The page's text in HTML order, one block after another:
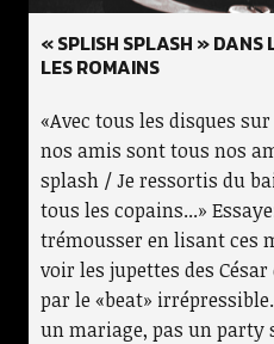
« SPLISH SPLASH » DANS
LES ROMAINS
«Avec tous les disques
nos amis sont tous nos
splash / Je ressortis du
tous les copains...»
trémousser en lisant ces
voir les jupettes des
par le «beat»
un mariage, pas un party